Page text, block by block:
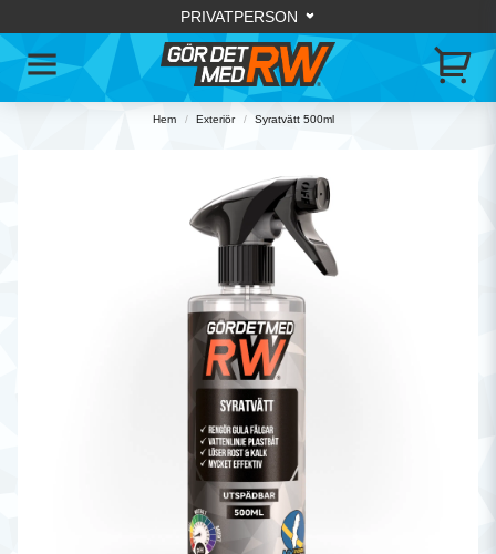
Hem Exteriör Syratvätt 500ml